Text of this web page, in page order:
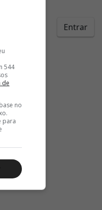
544
de
no
para